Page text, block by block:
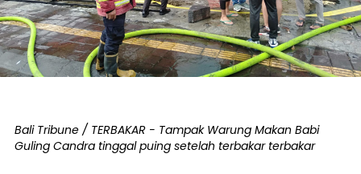
Bali Tribune / TERBAKAR - Tampak Warung Makan Babi
Guling Candra tinggal puing setelah terbakar terbakar